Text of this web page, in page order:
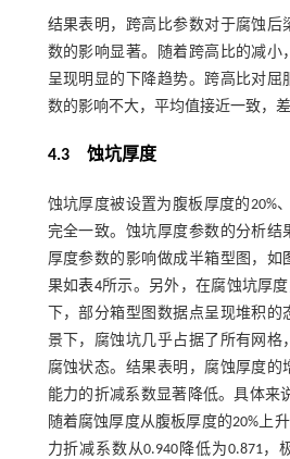
结果表明，跨高比参数对于腐蚀后
数的影响显著。随着跨高比的减小
呈现明显的下降趋势。跨高比对屈
数的影响不大，平均值接近一致，差
4.3蚀坑厚度
蚀坑厚度被设置为腹板厚度的20%
完全一致。蚀坑厚度参数的分析结
厚度参数的影响做成半箱型图，如
果如表4所示。另外，在腐蚀坑厚
下，部分箱型图数据点呈现堆积
景下，腐蚀坑几乎占据了所有网格
腐蚀状态。结果表明，腐蚀厚度的
能力的折减系数显著降低。具体来
随着腐蚀厚度从腹板厚度的20%上
力折减系数从0.940降低为0.871，